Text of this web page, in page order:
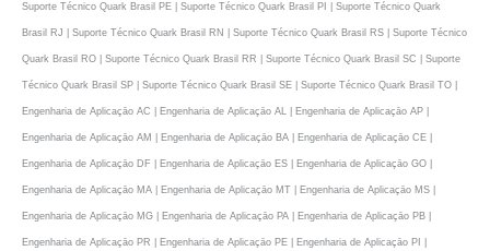
Suporte Técnico Quark Brasil PE | Suporte Técnico Quark Brasil PI | Suporte Técnico Quark
Brasil RJ | Suporte Técnico Quark Brasil RN | Suporte Técnico Quark Brasil RS | Suporte Técnico
Quark Brasil RO | Suporte Técnico Quark Brasil RR | Suporte Técnico Quark Brasil SC | Suporte
Técnico Quark Brasil SP | Suporte Técnico Quark Brasil SE | Suporte Técnico Quark Brasil TO |
Engenharia de Aplicaçāo AC | Engenharia de Aplicaçāo AL | Engenharia de Aplicaçāo AP |
Engenharia de Aplicaçāo AM | Engenharia de Aplicaçāo BA | Engenharia de Aplicaçāo CE |
Engenharia de Aplicaçāo DF | Engenharia de Aplicaçāo ES | Engenharia de Aplicaçāo GO |
Engenharia de Aplicaçāo MA | Engenharia de Aplicaçāo MT | Engenharia de Aplicaçāo MS |
Engenharia de Aplicaçāo MG | Engenharia de Aplicaçāo PA | Engenharia de Aplicaçāo PB |
Engenharia de Aplicaçāo PR | Engenharia de Aplicaçāo PE | Engenharia de Aplicaçāo PI |